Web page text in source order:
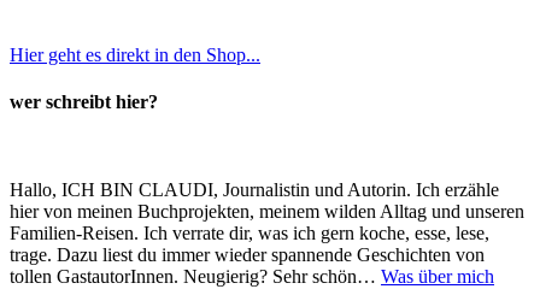
Hier geht es direkt in den Shop...
wer schreibt hier?
Hallo, ICH BIN CLAUDI, Journalistin und Autorin. Ich erzähle
hier von meinen Buchprojekten, meinem wilden Alltag und unseren
Familien-Reisen. Ich verrate dir, was ich gern koche, esse, lese,
trage. Dazu liest du immer wieder spannende Geschichten von
tollen GastautorInnen. Neugierig? Sehr schön… Was über mich